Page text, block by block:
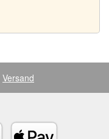
Versand